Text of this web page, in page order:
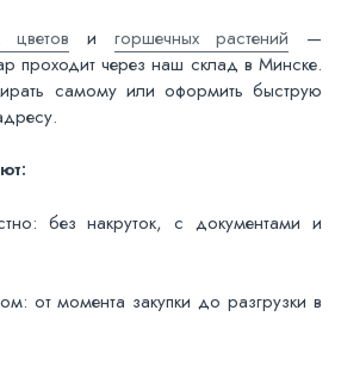
цветов и горшечных растений —
проходит через наш склад в Минске.
самому или оформить быструю
без накруток, с документами и
от момента закупки до разгрузки в